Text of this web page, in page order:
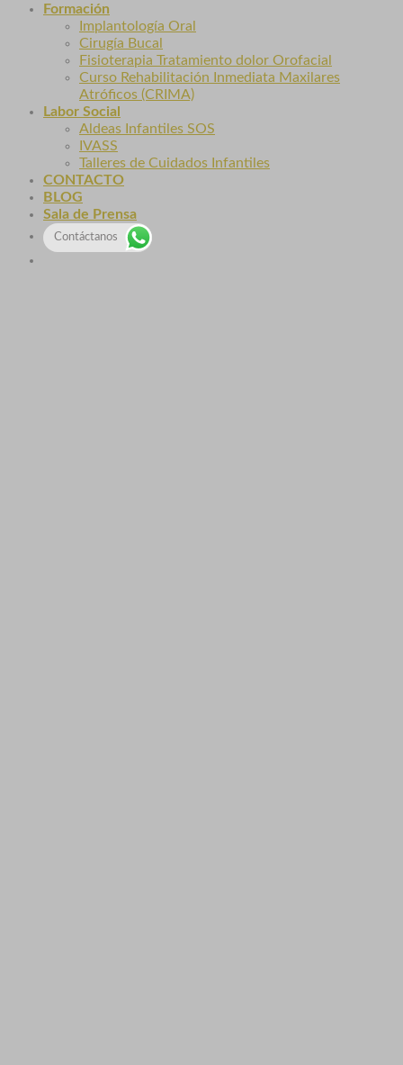
Formación
Implantología Oral
Cirugía Bucal
Fisioterapia Tratamiento dolor Orofacial
Curso Rehabilitación Inmediata Maxilares
Atróficos (CRIMA)
Labor Social
Aldeas Infantiles SOS
IVASS
Talleres de Cuidados Infantiles
CONTACTO
BLOG
Sala de Prensa
Contáctanos